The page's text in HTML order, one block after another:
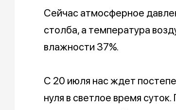
Сейчас атмосферное
столба, а температура
влажности 37%.
С 20 июля нас ждет
нуля в светлое время